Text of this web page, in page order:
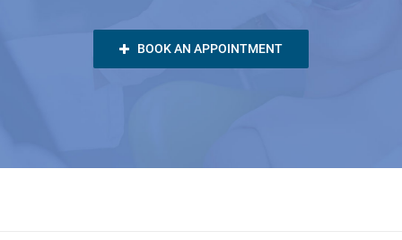
BOOK AN APPOINTMENT